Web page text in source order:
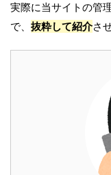
実際に当サイトの管
で、 抜粋して紹介さ